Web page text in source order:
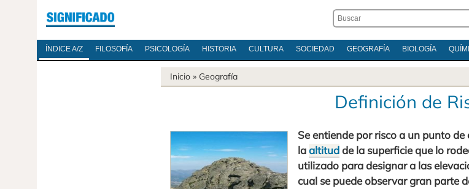
ÍNDICE A/Z FILOSOFÍA PSICOLOGÍA HISTORIA CULTURA SOCIEDAD GEOGRAFÍA BIOLOGÍA
Inicio » Geografía
Definición de
Se entiende por risco a un punto de
laaltitudde la superficie que lo
utilizado para designar a las
cual se puede observar gran parte